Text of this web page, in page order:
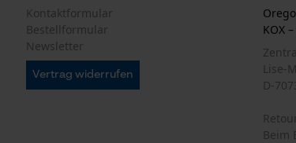
Kontaktformular
Bestellformular
Newsletter
Vertrag widerrufen
KOX
Lise-
D-
Beim
Statistik Cookies
Econda Analytics